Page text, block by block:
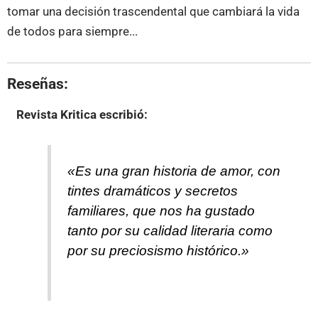
tomar una decisión trascendental que cambiará la vida
de todos para siempre...
Reseñas:
Revista Kriticaescribió:
«Es una gran historia de amor, con
tintes dramáticos y secretos
familiares, que nos ha gustado
tanto por su calidad literaria como
por su preciosismo histórico.»